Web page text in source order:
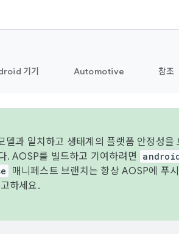
기기 Automotive 참조
과 일치하고 생태계의 플랫폼 안정성을
. AOSP를 빌드하고 기여하려면
매니페스트 브랜치는 항상 AOSP에 푸
하세요.